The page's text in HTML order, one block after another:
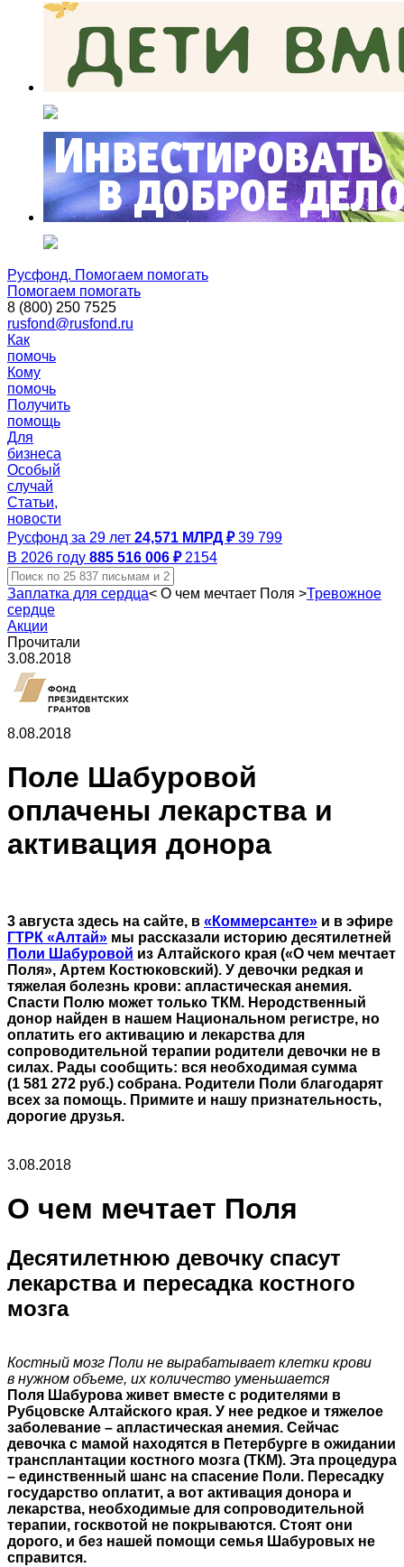
Русфонд. Помогаем помогать
Помогаем помогать
8 (800) 250 7525
rusfond@rusfond.ru
Как
помочь
Кому
помочь
Получить
помощь
Для
бизнеса
Особый
случай
Статьи,
новости
Русфонд за 29 лет 24,571 МЛРД ₽ 39 799
В 2026 году 885 516 006 ₽ 2154
Заплатка для сердца< О чем мечтает Поля >Тревожное
сердце
Акции
Прочитали
3.08.2018
8.08.2018
Поле Шабуровой
оплачены лекарства и
активация донора
3 августа здесь на сайте, в «Коммерсанте» и в эфире
ГТРК «Алтай» мы рассказали историю десятилетней
Поли Шабуровой из Алтайского края («О чем мечтает
Поля», Артем Костюковский). У девочки редкая и
тяжелая болезнь крови: апластическая анемия.
Спасти Полю может только ТКМ. Неродственный
донор найден в нашем Национальном регистре, но
оплатить его активацию и лекарства для
сопроводительной терапии родители девочки не в
силах. Рады сообщить: вся необходимая сумма
(1 581 272 руб.) собрана. Родители Поли благодарят
всех за помощь. Примите и нашу признательность,
дорогие друзья.
3.08.2018
О чем мечтает Поля
Десятилетнюю девочку спасут
лекарства и пересадка костного
мозга
Костный мозг Поли не вырабатывает клетки крови
в нужном объеме, их количество уменьшается
Поля Шабурова живет вместе с родителями в
Рубцовске Алтайского края. У нее редкое и тяжелое
заболевание – апластическая анемия. Сейчас
девочка с мамой находятся в Петербурге в ожидании
трансплантации костного мозга (ТКМ). Эта процедура
– единственный шанс на спасение Поли. Пересадку
государство оплатит, а вот активация донора и
лекарства, необходимые для сопроводительной
терапии, госквотой не покрываются. Стоят они
дорого, и без нашей помощи семья Шабуровых не
справится.